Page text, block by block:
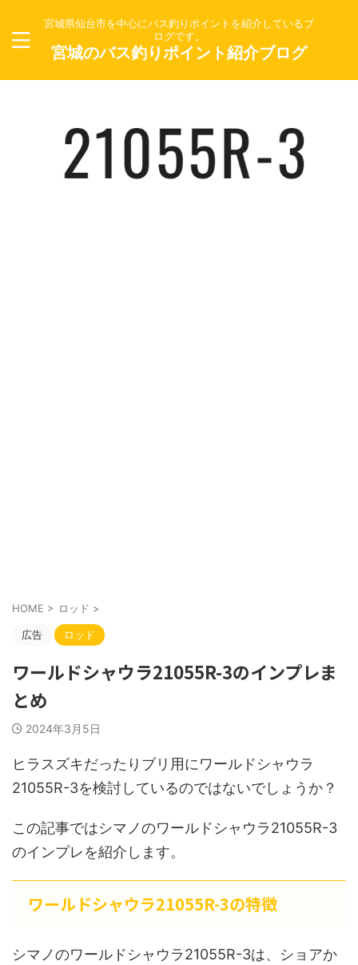
宮城県仙台市を中心にバス釣りポイントを紹介しているブ
ログです。
宮城のバス釣りポイント紹介ブログ
HOME > ロッド >
広告 ロッド
ワールドシャウラ21055R-3のインプレま
とめ
2024年3月5日
ヒラスズキだったりブリ用にワールドシャウラ
21055R-3を検討しているのではないでしょうか？
この記事ではシマノのワールドシャウラ21055R-3
のインプレを紹介します。
ワールドシャウラ21055R-3の特徴
シマノのワールドシャウラ21055R-3は、ショアか